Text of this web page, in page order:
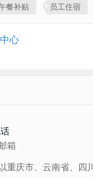
餐补贴 员工住宿
心
箱
重庆市、云南省、